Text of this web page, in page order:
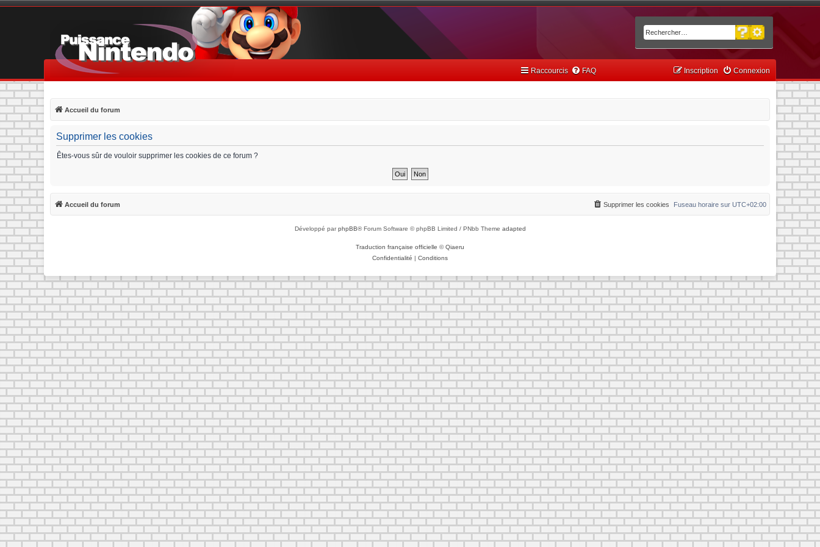
Rechercher
Recherche avancée
Raccourcis FAQ Connexion
Inscription
Accueil du forum
Supprimer les cookies
Êtes-vous sûr de vouloir supprimer les cookies de ce forum ?
Accueil du forum Fuseau horaire sur UTC+02:00
Supprimer les cookies
Développé parphpBB® Forum Software © phpBB Limited / PNbb Theme adapted
Traduction française officielle ©Qiaeru
Confidentialité | Conditions